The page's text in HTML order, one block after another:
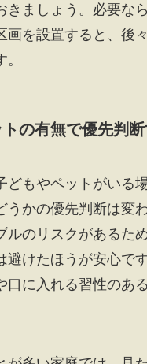
きましょう。必要な
画を設置すると、後
の有無で優先判断
どもやペットがいる
うかの優先判断は変
ルのリスクがあるた
避けたほうが安心で
口に入れる習性のあ